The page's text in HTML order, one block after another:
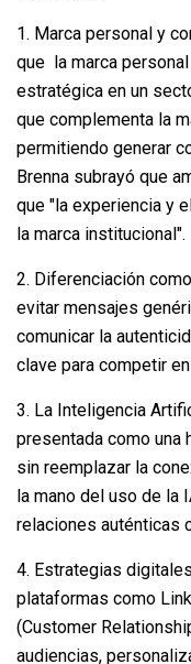
1. Marca personal y
que la marca
estratégica en un
que complementa la
permitiendo generar
Brenna subrayó que
que "la experiencia y
la marca institucional".
2. Diferenciación
evitar mensajes
comunicar la
clave para competir
3. La Inteligencia
presentada como una
sin reemplazar la
la mano del uso de la
relaciones auténticas
4. Estrategias
plataformas como
(Customer
audiencias,